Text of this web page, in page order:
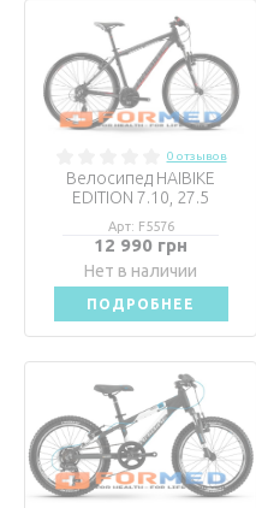
0 отзывов
Велосипед HAIBIKE
EDITION 7.10, 27.5
Арт: F5576
12 990 грн
Нет в наличии
ПОДРОБНЕЕ